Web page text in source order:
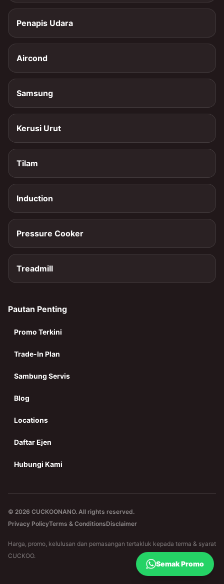
Penapis Udara
Aircond
Samsung
Kerusi Urut
Tilam
Induction
Pressure Cooker
Treadmill
Pautan Penting
Promo Terkini
Trade-In Plan
Sambung Servis
Blog
Locations
Daftar Ejen
Hubungi Kami
© 2026 CUCKOONANO. All rights reserved.
Privacy PolicyTerms & ConditionsDisclaimer
Harga, promo, kelulusan dan pemasangan tertakluk kepada terma & syarat
CUCKOO.
Semak Promo